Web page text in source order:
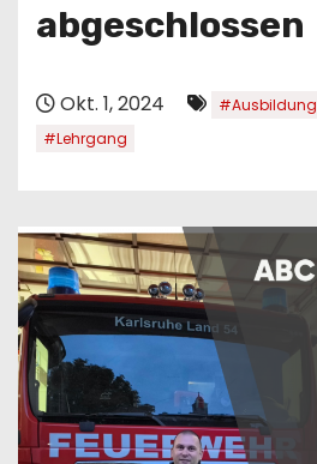
abgeschlossen
Okt. 1, 2024 #Ausbildung
#Lehrgang